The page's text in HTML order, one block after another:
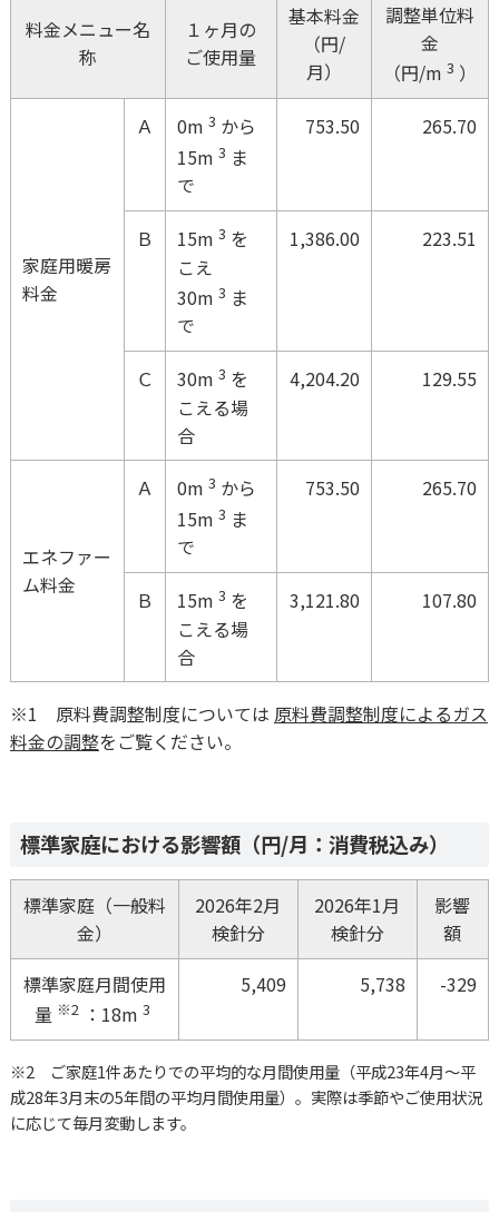
料金メニュー名
称
１ヶ月の
ご使用量
基本料金
（円/
月）
調整単位料
金
（円/m 3 ）
家庭用暖房
料金
Ａ 0m 3 から
15m 3 ま
で
753.50 265.70
Ｂ 15m 3 を
こえ
30m 3 ま
で
1,386.00 223.51
Ｃ 30m 3 を
こえる場
合
4,204.20 129.55
エネファー
ム料金
Ａ 0m 3 から
15m 3 ま
で
753.50 265.70
Ｂ 15m 3 を
こえる場
合
3,121.80 107.80
※1 原料費調整制度については 原料費調整制度によるガス
料金の調整をご覧ください。
標準家庭における影響額（円/月：消費税込み）
標準家庭（一般料
金）
2026年2月
検針分
2026年1月
検針分
影響
額
標準家庭月間使用
量 ※2 ：18m 3
5,409 5,738 -329
※2 ご家庭1件あたりでの平均的な月間使用量（平成23年4月～平
成28年3月末の5年間の平均月間使用量）。実際は季節やご使用状況
に応じて毎月変動します。